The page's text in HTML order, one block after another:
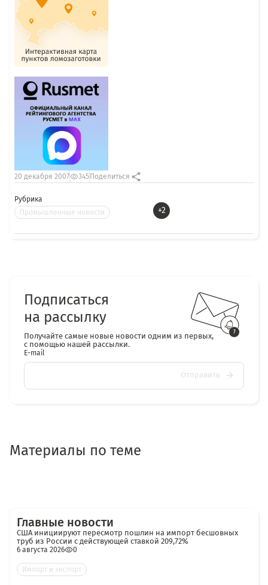
Рубрика
Промышленные новости
+2
20 декабря 2007 345 Поделиться
Подписаться
на рассылку
Получайте самые новые новости одним из первых,
с помощью нашей рассылки.
E-mail
Отправить
Материалы по теме
Главные новости
США инициируют пересмотр пошлин на импорт бесшовных
труб из России с действующей ставкой 209,72%
6 августа 2026 0
Импорт и экспорт